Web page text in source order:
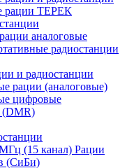
рации ТЕРЕК
аналоговые
радиостанции
и радиостанции
рации (аналоговые)
цифровые
(DMR)
(15 канал) Рации
(СиБи)